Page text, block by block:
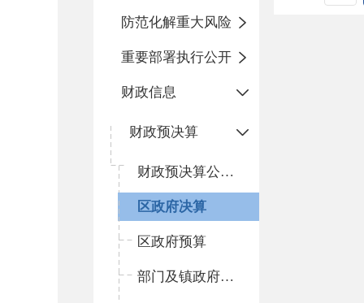
防范化解重大风险
重要部署执行公开
财政信息
财政预决算
财政预决算公开平台
区政府决算
区政府预算
部门及镇政府预算